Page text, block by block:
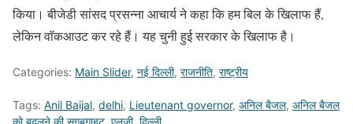
किया। बीजेडी सांसद प्रसन्ना आचार्य ने कहा कि हम बिल के खिलाफ हैं,
लेकिन वॉकआउट कर रहे हैं। यह चुनी हुई सरकार के खिलाफ है।
Categories: Main Slider, नई दिल्ली, राजनीति, राष्ट्रीय
Tags: Anil Baijal, delhi, Lieutenant governor, अनिल बैजल, अनिल बैजल
को बदलने की सुगबुगाहट एलजी, दिल्ली